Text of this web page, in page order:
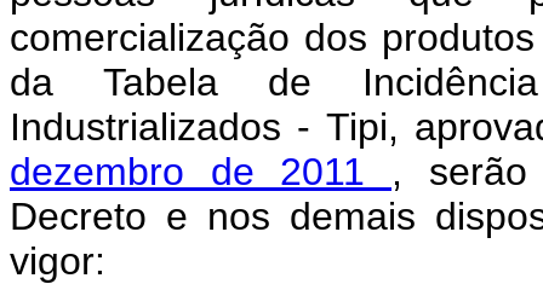
comercialização dos
da Tabela de
Industrializados - Tipi,
dezembro de 2011 , serão
Decreto e nos demais
vigor: